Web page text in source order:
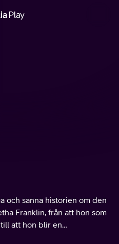
och sanna historien om den
Franklin, från att hon som
att hon blir en